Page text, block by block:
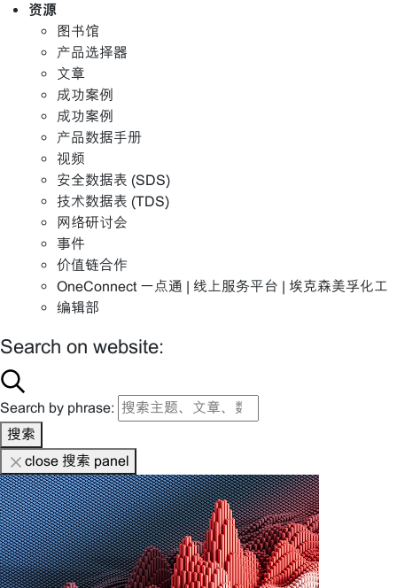
资源
图书馆
产品选择器
文章
成功案例
成功案例
产品数据手册
视频
安全数据表 (SDS)
技术数据表 (TDS)
网络研讨会
事件
价值链合作
OneConnect 一点通 | 线上服务平台 | 埃克森美孚化工
编辑部
Search on website:
Search by phrase:
搜索
close 搜索 panel